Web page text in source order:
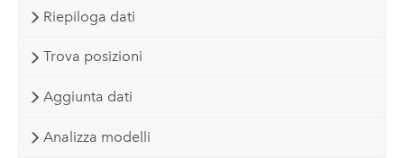
Riepiloga dati
Trova posizioni
Aggiunta dati
Analizza modelli